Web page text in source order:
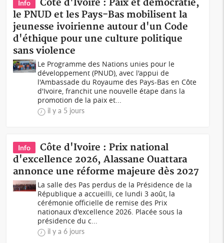
Info
Côte d'Ivoire : Paix et démocratie,
le PNUD et les Pays-Bas mobilisent la
jeunesse ivoirienne autour d'un Code
d'éthique pour une culture politique
sans violence
Le Programme des Nations unies pour le
développement (PNUD), avec l'appui de
l'Ambassade du Royaume des Pays-Bas en Côte
d'Ivoire, franchit une nouvelle étape dans la
promotion de la paix et...
il y a 5 jours
Info
Côte d'Ivoire : Prix national
d'excellence 2026, Alassane Ouattara
annonce une réforme majeure dès 2027
La salle des Pas perdus de la Présidence de la
République a accueilli, ce lundi 3 août, la
cérémonie officielle de remise des Prix
nationaux d'excellence 2026. Placée sous la
présidence du c...
il y a 6 jours